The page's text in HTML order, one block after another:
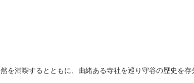
満喫するとともに、由緒ある寺社を巡り守谷の歴史を